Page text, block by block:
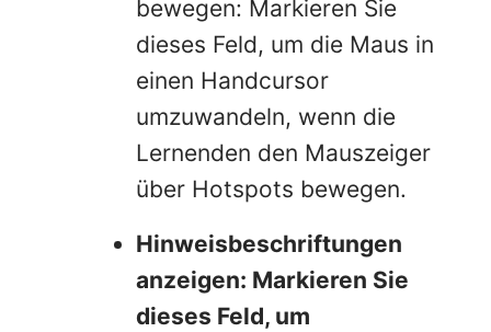
bewegen: Markieren Sie
dieses Feld, um die Maus in
einen Handcursor
umzuwandeln, wenn die
Lernenden den Mauszeiger
über Hotspots bewegen.
Hinweisbeschriftungen
anzeigen: Markieren Sie
dieses Feld, um